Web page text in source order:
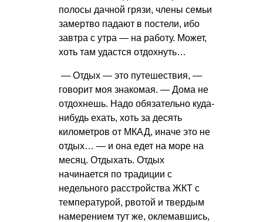
полосы дачной грязи, члены семьи
замертво падают в постели, ибо
завтра с утра — на работу. Может,
хоть там удастся отдохнуть…
— Отдых — это путешествия, —
говорит моя знакомая. — Дома не
отдохнешь. Надо обязательно куда-
нибудь ехать, хоть за десять
километров от МКАД, иначе это не
отдых… — и она едет на море на
месяц. Отдыхать. Отдых
начинается по традиции с
недельного расстройства ЖКТ с
температурой, рвотой и твердым
намерением тут же, оклемавшись,